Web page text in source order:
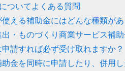
ついてよくある質問
える補助金にはどんな種類があ
・ものづくり商業サービス補
請すれば必ず受け取れますか？
金を同時に申請したり、併用